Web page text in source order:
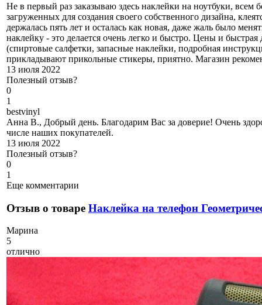
Не в первый раз заказываю здесь наклейки на ноутбуки, всем
загруженных для создания своего собственного дизайна,
держалась пять лет и осталась как новая, даже жаль было
наклейку - это делается очень легко и быстро. Цены и
(спиртовые салфетки, запасные наклейки, подробная
прикладывают прикольные стикеры, приятно. Магазин
13 июля 2022
Полезный отзыв?
0
1
bestvinyl
Анна В., Добрый день. Благодарим Вас за доверие! Очень
числе наших покупателей.
13 июля 2022
Полезный отзыв?
0
1
Еще комментарии
Отзыв о товаре Наклейка на телефон
Марина
5
отлично